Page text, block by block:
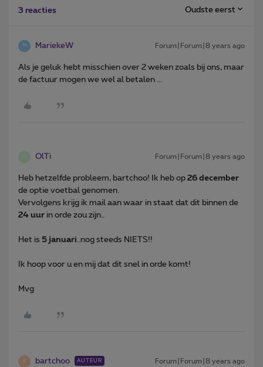
3 reacties Oudste eerst
M MariekeW Forum|Forum|8 years ago
Als je geluk hebt misschien over 2 weken zoals bij ons, maar
de factuur mogen we wel al betalen ...
OlTi Forum|Forum|8 years ago
Heb hetzelfde probleem, bartchoo! Ik heb op 26 december
de optie voetbal genomen.
Vervolgens krijg ik mail aan waar in staat dat dit binnen de
24 uur in orde zou zijn..
Het is 5 januari ..nog steeds NIETS!!
Ik hoop voor u en mij dat dit snel in orde komt!
Mvg
B bartchoo AUTEUR Forum|Forum|8 years ago